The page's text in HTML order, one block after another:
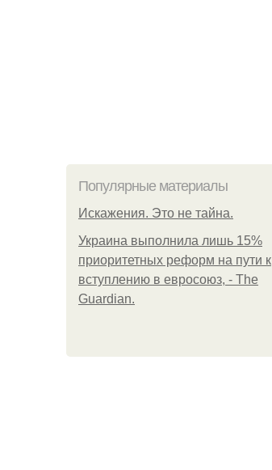
Популярные материалы
Искажения. Это не тайна.
Украина выполнила лишь 15%
приоритетных реформ на пути к
вступлению в евросоюз, - The
Guardian.